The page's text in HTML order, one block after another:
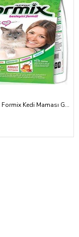
Nutritious Formix Kedi Maması Gurme Tavuk-Balık-Et 1500gr